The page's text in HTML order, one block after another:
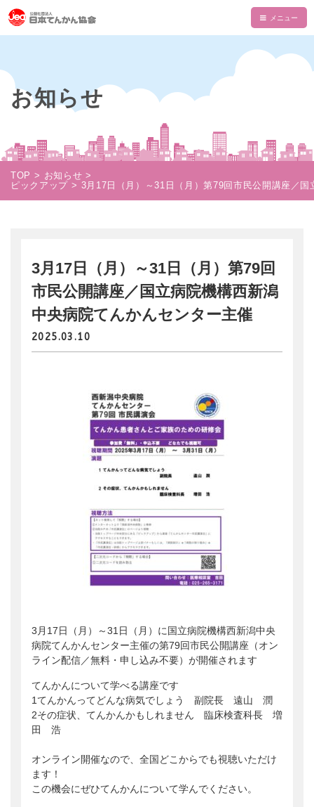
てんかんについて
てんかんとは
発作の介助と観察
使える制度
てんかん協会について
てんかん協会とは
支部一覧
公益事業
相談事業
支援のお願い
全国大会
情報誌・書籍・DVD
てんかん関連書籍
ダウンロード
ムービー
あかりちゃんグッズ
物品などでの支援
時間や労力の提供
書籍注文リスト
会員ログイン
検索:
お知らせ
TOP
お知らせ
ピックアップ
3月17日（月）～31日（月）第79回市民公開講座／
3月17日（月）～31日（月）第79回
市民公開講座／国立病院機構西新潟
中央病院てんかんセンター主催
2025.03.10
3月17日（月）～31日（月）に国立病院機構西新潟中央
病院てんかんセンター主催の第79回市民公開講座（オン
ライン配信／無料・申し込み不要）が開催されます
てんかんについて学べる講座です
1てんかんってどんな病気でしょう 副院長 遠山 潤
2その症状、てんかんかもしれません 臨床検査科長 増
田 浩
オンライン開催なので、全国どこからでも視聴いただけ
ます！
この機会にぜひてんかんについて学んでください。